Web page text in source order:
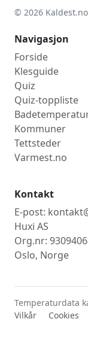
© 2026 Kaldest.no
Navigasjon
Forside
Klesguide
Quiz
Quiz-toppliste
Kommuner
Tettsteder
Varmest.no
Kontakt
E-post:
Huxi AS
Org.nr:
Oslo, Norge
Temperaturdata
Vilkår
Cookies